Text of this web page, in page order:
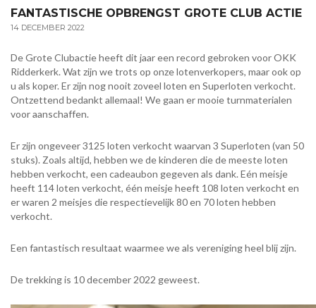
FANTASTISCHE OPBRENGST GROTE CLUB ACTIE
14 DECEMBER 2022
De Grote Clubactie heeft dit jaar een record gebroken voor OKK
Ridderkerk. Wat zijn we trots op onze lotenverkopers, maar ook op
u als koper. Er zijn nog nooit zoveel loten en Superloten verkocht.
Ontzettend bedankt allemaal! We gaan er mooie turnmaterialen
voor aanschaffen.
Er zijn ongeveer 3125 loten verkocht waarvan 3 Superloten (van 50
stuks). Zoals altijd, hebben we de kinderen die de meeste loten
hebben verkocht, een cadeaubon gegeven als dank. Eén meisje
heeft 114 loten verkocht, één meisje heeft 108 loten verkocht en
er waren 2 meisjes die respectievelijk 80 en 70 loten hebben
verkocht.
Een fantastisch resultaat waarmee we als vereniging heel blij zijn.
De trekking is 10 december 2022 geweest.